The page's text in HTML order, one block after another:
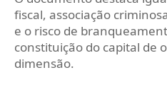
fiscal, associação
e o risco de
constituição do capital de
dimensão.